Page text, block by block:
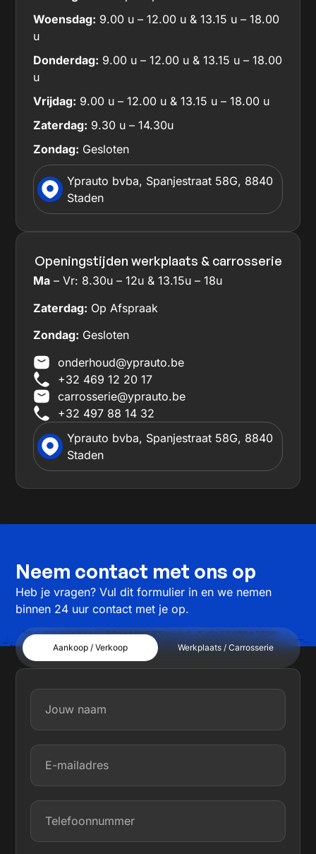
Woensdag: 9.00 u – 12.00 u & 13.15 u – 18.00
u
Donderdag: 9.00 u – 12.00 u & 13.15 u – 18.00
u
Vrijdag: 9.00 u – 12.00 u & 13.15 u – 18.00 u
Zaterdag: 9.30 u – 14.30u
Zondag: Gesloten
Yprauto bvba, Spanjestraat 58G, 8840
Staden
Openingstijden werkplaats & carrosserie
Ma – Vr: 8.30u – 12u & 13.15u – 18u
Zaterdag: Op Afspraak
Zondag: Gesloten
onderhoud@yprauto.be
+32 469 12 20 17
carrosserie@yprauto.be
+32 497 88 14 32
Yprauto bvba, Spanjestraat 58G, 8840
Staden
Neem contact met ons op
Heb je vragen? Vul dit formulier in en we nemen
binnen 24 uur contact met je op.
Aankoop / Verkoop Werkplaats / Carrosserie